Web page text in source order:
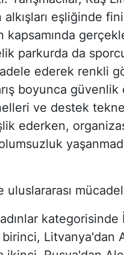
alkışları eşliğinde
kapsamında
parkurda da
ederek renkli
boyunca güvenlik
ve destek
ederken,
uluslararası
kategorisinde
Litvanya'dan